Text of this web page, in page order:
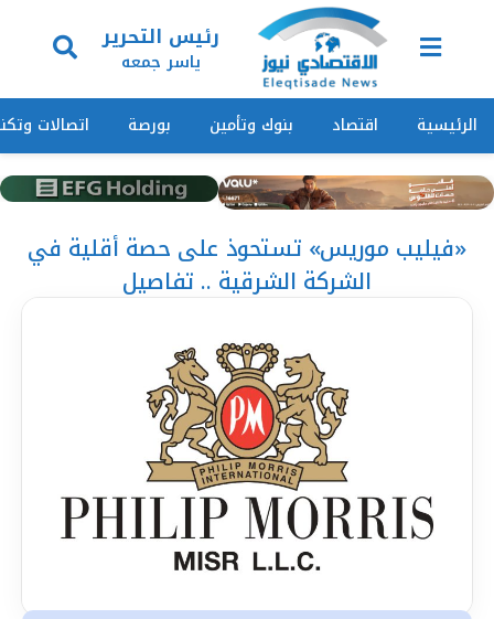
رئيس التحرير
ياسر جمعه
الرئيسية اقتصاد بنوك وتأمين بورصة اتصالات
«فيليب موريس» تستحوذ على حصة أقلية في
الشركة الشرقية .. تفاصيل